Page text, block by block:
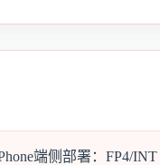
端侧部署：FP4/INT